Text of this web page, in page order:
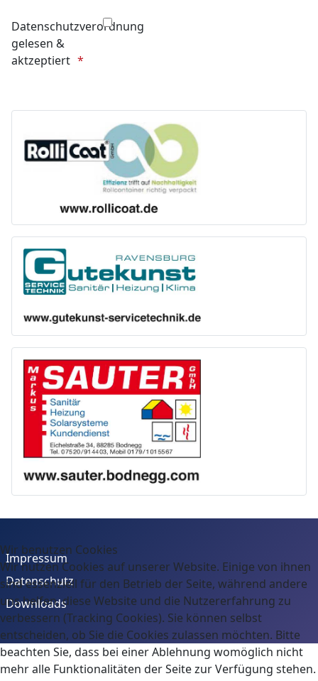
Datenschutzverordnung
gelesen &
aktzeptiert
Impressum
Datenschutz
Downloads
Wir benutzen Cookies
Wir nutzen Cookies auf unserer Website. Einige von ihnen
sind essenziell für den Betrieb der Seite, während andere
uns helfen, diese Website und die Nutzererfahrung zu
verbessern (Tracking Cookies). Sie können selbst
entscheiden, ob Sie die Cookies zulassen möchten. Bitte
beachten Sie, dass bei einer Ablehnung womöglich nicht
mehr alle Funktionalitäten der Seite zur Verfügung stehen.